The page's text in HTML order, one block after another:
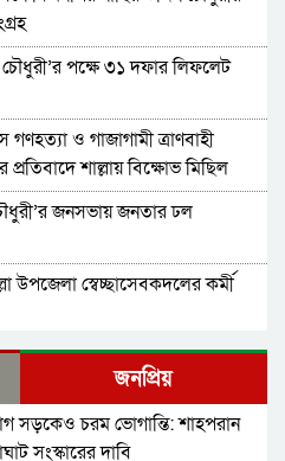
চৌধুরী’র পক্ষে ৩১ দফার লিফলেট
গণহত্যা ও গাজাগামী ত্রাণবাহী
শাল্লায় বিক্ষোভ মিছিল
জনসভায় জনতার ঢল
উপজেলা স্বেচ্ছাসেবকদলের কর্মী
মুশতাক গাজীনগরীর হত্যার
মিছিল ও সমাবেশ অনুষ্ঠিত
রক্তদানের ছোট উদ্যোগ থেকে সুদৃঢ়
জনপ্রিয়
সড়কেও চরম ভোগান্তি: শাহপরান
সংস্কারের দাবি